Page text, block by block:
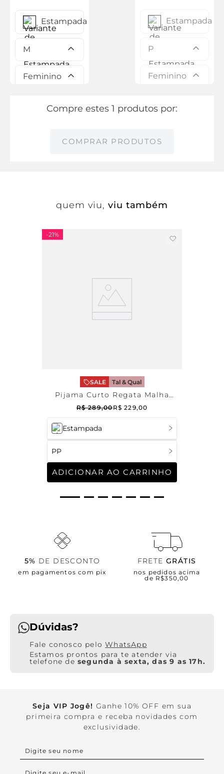
Estampada
M
Feminino
Estampada
P
Feminino
Compre estes 1 produtos por:
COMPRAR PRODUTOS
quem viu, viu também
-21%
Estampada
PP
ADICIONAR AO CARRINHO
SALE Tal & Qual
Pijama Curto Regata Malha
Lucky
R$ 289,00R$ 229,00
5% DE DESCONTO
em pagamentos com pix
FRETE GRÁTIS
nos pedidos acima
de R$350,00
Dúvidas?
WhatsApp
Estamos prontos para te atender via
telefone de segunda à sexta, das 9 as 17h.
Seja VIP Jogê! Ganhe 10% OFF em sua
primeira compra e receba novidades com
exclusividade.